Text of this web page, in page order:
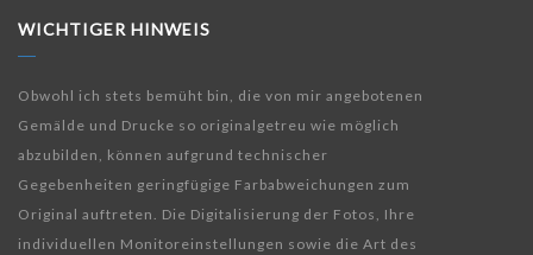
WICHTIGER HINWEIS
Obwohl ich stets bemüht bin, die von mir angebotenen
Gemälde und Drucke so originalgetreu wie möglich
abzubilden, können aufgrund technischer
Gegebenheiten geringfügige Farbabweichungen zum
Original auftreten. Die Digitalisierung der Fotos, Ihre
individuellen Monitoreinstellungen sowie die Art des